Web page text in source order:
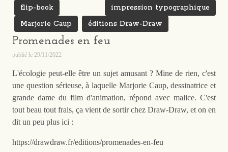
flip-book
impression typographique
Marjorie Caup
éditions Draw-Draw
Promenades en feu
publié le 29/11/2022
L'écologie peut-elle être un sujet amusant ? Mine de rien, c'est
une question sérieuse, à laquelle Marjorie Caup, dessinatrice et
grande dame du film d'animation, répond avec malice. C'est
tout beau tout frais, ça vient de sortir chez Draw-Draw, et on en
dit un peu plus ici :
https://drawdraw.fr/editions/promenades-en-feu